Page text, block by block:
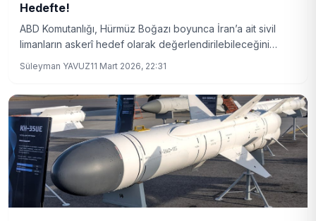
Hedefte!
ABD Komutanlığı, Hürmüz Boğazı boyunca İran’a ait sivil
limanların askerî hedef olarak değerlendirilebileceğini
uluslararası deniz taşımacılığının güvenliğini yeniden tehdit
Süleyman YAVUZ11 Mart 2026, 22:31